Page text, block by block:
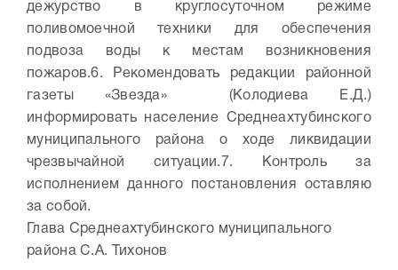
дежурство в круглосуточном режиме
поливомоечной техники для обеспечения
подвоза воды к местам возникновения
пожаров.6. Рекомендовать редакции районной
газеты «Звезда» (Колодиева Е.Д.)
информировать население Среднеахтубинского
муниципального района о ходе ликвидации
чрезвычайной ситуации. 7. Контроль за
исполнением данного постановления оставляю
за собой.
Глава Среднеахтубинского муниципального
района С.А. Тихонов